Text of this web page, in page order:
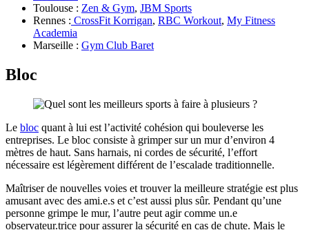
Toulouse : Zen & Gym, JBM Sports
Rennes : CrossFit Korrigan, RBC Workout, My Fitness
Academia
Marseille : Gym Club Baret
Bloc
Le bloc quant à lui est l’activité cohésion qui bouleverse les
entreprises. Le bloc consiste à grimper sur un mur d’environ 4
mètres de haut. Sans harnais, ni cordes de sécurité, l’effort
nécessaire est légèrement différent de l’escalade traditionnelle.
Maîtriser de nouvelles voies et trouver la meilleure stratégie est plus
amusant avec des ami.e.s et c’est aussi plus sûr. Pendant qu’une
personne grimpe le mur, l’autre peut agir comme un.e
observateur.trice pour assurer la sécurité en cas de chute. Mais le